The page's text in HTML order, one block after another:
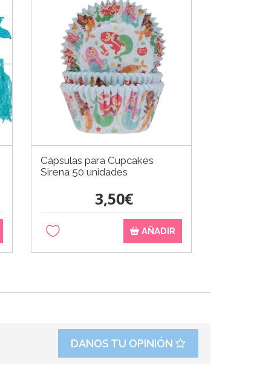
Cápsulas para Cupcakes
Sirena 50 unidades
3,50€
AÑADIR
DANOS TU OPINIÓN